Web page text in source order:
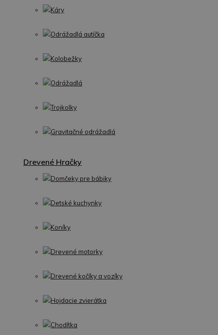
Káry
Odrážadlá autíčka
Kolobežky
Odrážadlá
Trojkolky
Gravitačné odrážadlá
Drevené Hračky
Domčeky pre bábiky
Detské kuchynky
Koníky
Drevené motorky
Drevené kočíky a vozíky
Hojdacie zvierátka
Chodítka